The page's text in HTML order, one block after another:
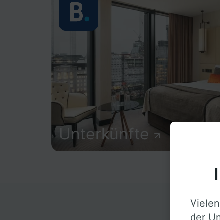
Unterkünfte
der